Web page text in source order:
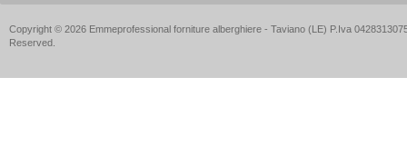
Copyright © 2026 Emmeprofessional forniture alberghiere - Taviano (LE) P.Iva
Reserved.